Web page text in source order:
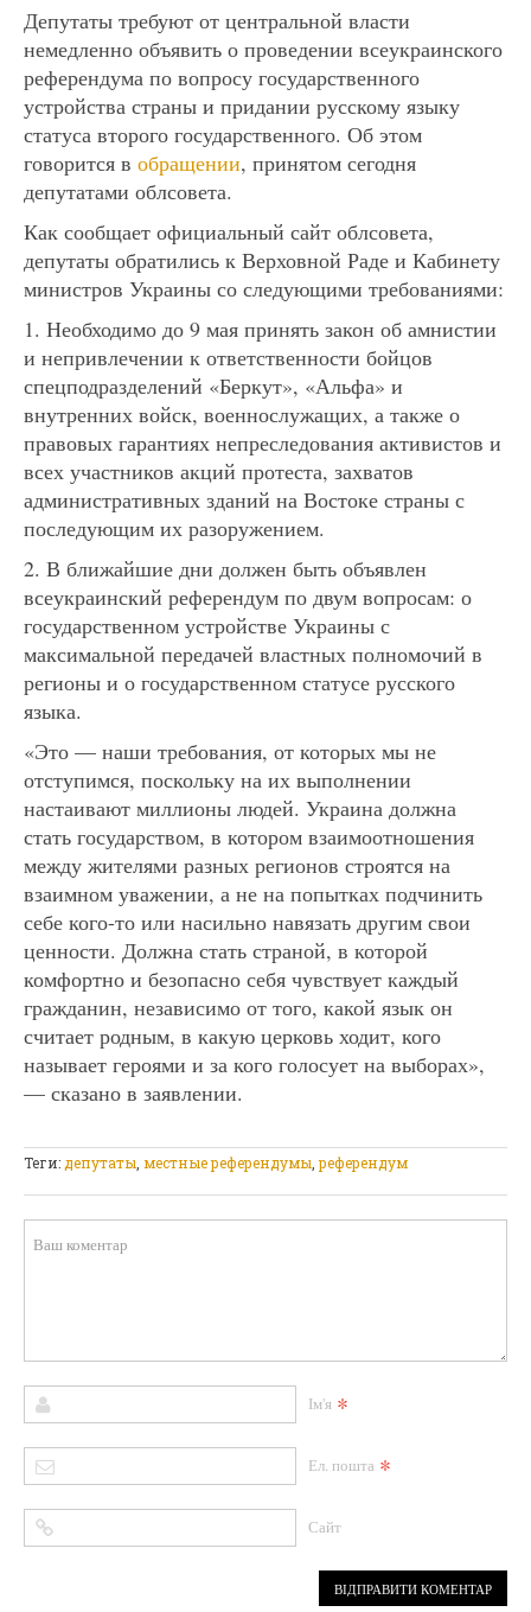
Депутаты требуют от центральной власти
немедленно объявить о проведении всеукраинского
референдума по вопросу государственного
устройства страны и придании русскому языку
статуса второго государственного. Об этом
говорится в обращении, принятом сегодня
депутатами облсовета.
Как сообщает официальный сайт облсовета,
депутаты обратились к Верховной Раде и Кабинету
министров Украины со следующими требованиями:
1. Необходимо до 9 мая принять закон об амнистии
и непривлечении к ответственности бойцов
спецподразделений «Беркут», «Альфа» и
внутренних войск, военнослужащих, а также о
правовых гарантиях непреследования активистов и
всех участников акций протеста, захватов
административных зданий на Востоке страны с
последующим их разоружением.
2. В ближайшие дни должен быть объявлен
всеукраинский референдум по двум вопросам: о
государственном устройстве Украины с
максимальной передачей властных полномочий в
регионы и о государственном статусе русского
языка.
«Это — наши требования, от которых мы не
отступимся, поскольку на их выполнении
настаивают миллионы людей. Украина должна
стать государством, в котором взаимоотношения
между жителями разных регионов строятся на
взаимном уважении, а не на попытках подчинить
себе кого-то или насильно навязать другим свои
ценности. Должна стать страной, в которой
комфортно и безопасно себя чувствует каждый
гражданин, независимо от того, какой язык он
считает родным, в какую церковь ходит, кого
называет героями и за кого голосует на выборах»,
— сказано в заявлении.
Теги: депутаты местные референдумы ,референдум
Ім'я *
Ел. пошта *
Сайт